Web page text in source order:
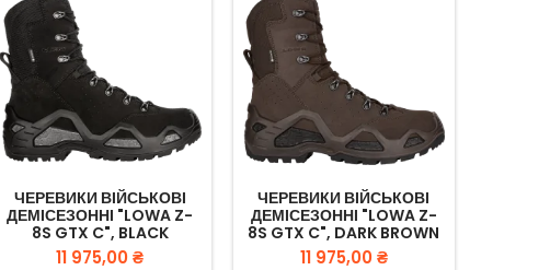
ЧЕРЕВИКИ ВІЙСЬКОВІ
ДЕМІСЕЗОННІ "LOWA Z-
8S GTX C", BLACK
Вартість
11 975,00 ₴
ЧЕРЕВИКИ ВІЙСЬКОВІ
ДЕМІСЕЗОННІ "LOWA Z-
8S GTX C", DARK BROWN
Вартість
11 975,00 ₴